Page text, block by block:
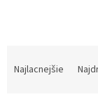
Najlacnejšie